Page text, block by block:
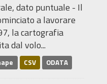
dato puntuale - Il
a lavorare
la cartografia
dal volo...
CSV ODATA